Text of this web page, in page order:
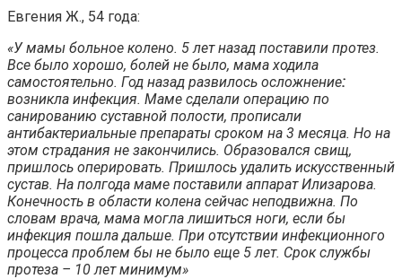
Евгения Ж., 54 года:
«У мамы больное колено. 5 лет назад поставили протез.
Все было хорошо, болей не было, мама ходила
самостоятельно. Год назад развилось осложнение:
возникла инфекция. Маме сделали операцию по
санированию суставной полости, прописали
антибактериальные препараты сроком на 3 месяца. Но на
этом страдания не закончились. Образовался свищ,
пришлось оперировать. Пришлось удалить искусственный
сустав. На полгода маме поставили аппарат Илизарова.
Конечность в области колена сейчас неподвижна. По
словам врача, мама могла лишиться ноги, если бы
инфекция пошла дальше. При отсутствии инфекционного
процесса проблем бы не было еще 5 лет. Срок службы
протеза – 10 лет минимум»